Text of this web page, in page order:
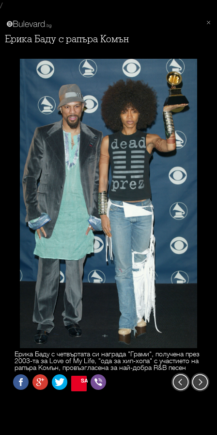
/
Ерика Баду с рапъра Комън
Ерика Баду с четвъртата си награда "Грами", получена през
2003-та за Love of My Life, "ода за хип-хопа" с участието на
рапъра Комън, провъзгласена за най-добра R&B песен
SAVE